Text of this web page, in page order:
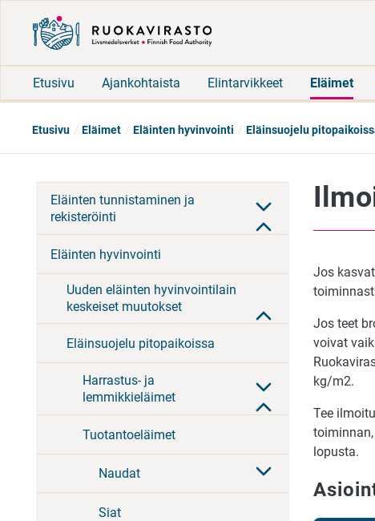
Etusivu Ajankohtaista Elintarvikkeet Eläimet
Etusivu Eläimet Eläinten hyvinvointi Eläinsuojelu
Eläinten tunnistaminen ja
rekisteröinti
Eläinten hyvinvointi
Uuden eläinten hyvinvointilain
keskeiset muutokset
Eläinsuojelu pitopaikoissa
Harrastus- ja
lemmikkieläimet
Tuotantoeläimet
Naudat
Siat
Jos
Jos teet
voivat
kg/m2.
Tee
lopusta.